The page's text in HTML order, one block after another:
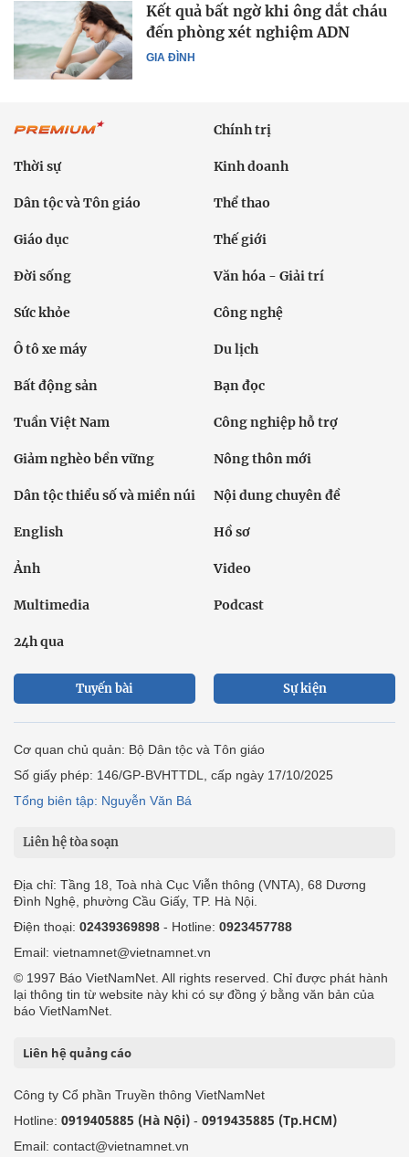
GIA ĐÌNH
Kết quả bất ngờ khi ông dắt cháu
đến phòng xét nghiệm ADN
Chính trị
Thời sự Kinh doanh
Dân tộc và Tôn giáo Thể thao
Giáo dục Thế giới
Đời sống Văn hóa - Giải trí
Sức khỏe Công nghệ
Ô tô xe máy Du lịch
Bất động sản Bạn đọc
Tuần Việt Nam Công nghiệp hỗ trợ
Giảm nghèo bền vững Nông thôn mới
Dân tộc thiểu số và miền núi Nội dung chuyên đề
English Hồ sơ
Ảnh Video
Multimedia Podcast
24h qua
Tuyến bài Sự kiện
Cơ quan chủ quản: Bộ Dân tộc và Tôn giáo
Số giấy phép: 146/GP-BVHTTDL, cấp ngày 17/10/2025
Tổng biên tập: Nguyễn Văn Bá
Liên hệ tòa soạn
Địa chỉ: Tầng 18, Toà nhà Cục Viễn thông (VNTA), 68 Dương
Đình Nghệ, phường Cầu Giấy, TP. Hà Nội.
Điện thoại: 02439369898 - Hotline: 0923457788
Email: vietnamnet@vietnamnet.vn
© 1997 Báo VietNamNet. All rights reserved. Chỉ được phát hành
lại thông tin từ website này khi có sự đồng ý bằng văn bản của
báo VietNamNet.
Liên hệ quảng cáo
Công ty Cổ phần Truyền thông VietNamNet
Hotline: 0919405885 (Hà Nội) - 0919435885 (Tp.HCM)
Email: contact@vietnamnet.vn